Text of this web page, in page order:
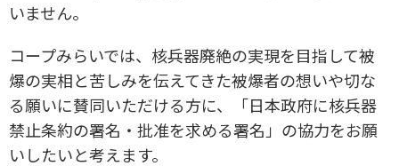
いません。
コープみらいでは、核兵器廃絶の実現を目指して被
爆の実相と苦しみを伝えてきた被爆者の想いや切な
る願いに賛同いただける方に、「日本政府に核兵器
禁止条約の署名・批准を求める署名」の協力をお願
いしたいと考えます。